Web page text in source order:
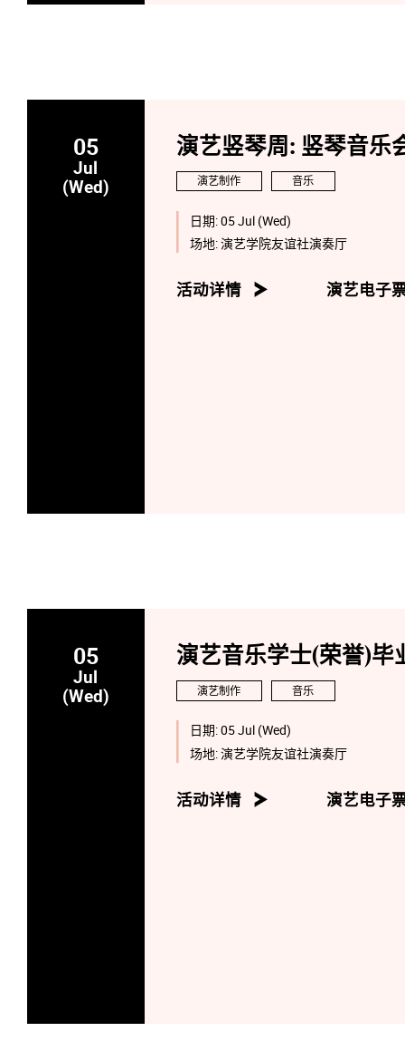
05
Jul
(Wed)
演艺竖琴周: 竖琴音乐
演艺制作 音乐
日期:05 Jul (Wed)
场地:演艺学院友谊社演奏厅
活动详情 演艺电子
05
Jul
(Wed)
演艺音乐学士(荣誉)毕
演艺制作 音乐
日期:05 Jul (Wed)
场地:演艺学院友谊社演奏厅
活动详情 演艺电子